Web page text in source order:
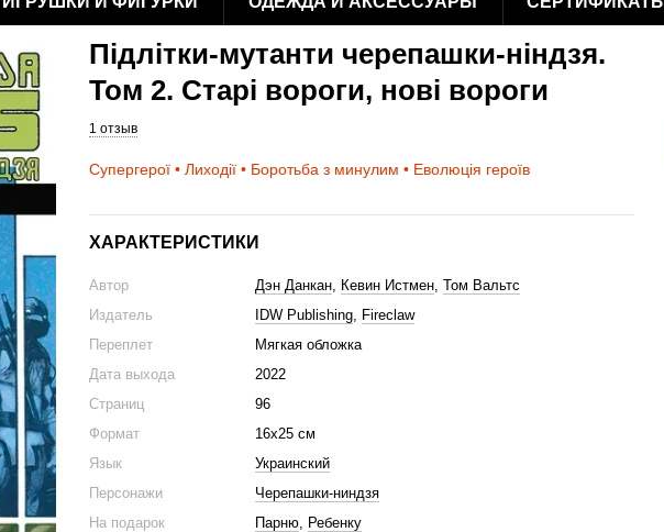
Підлітки-мутанти черепашки-ніндзя.
Том 2. Старі вороги, нові вороги
1 отзыв
Супергерої • Лиходії • Боротьба з минулим • Еволюція героїв
ХАРАКТЕРИСТИКИ
Автор Дэн Данкан, Кевин Истмен, Том Вальтс
Издатель
IDW Publishing, Fireclaw
Переплет
Мягкая обложка
Дата выхода
2022
Страниц
96
Формат
16х25 см
Язык
Украинский
Персонажи
Черепашки-ниндзя
На подарок
Парню, Ребенку